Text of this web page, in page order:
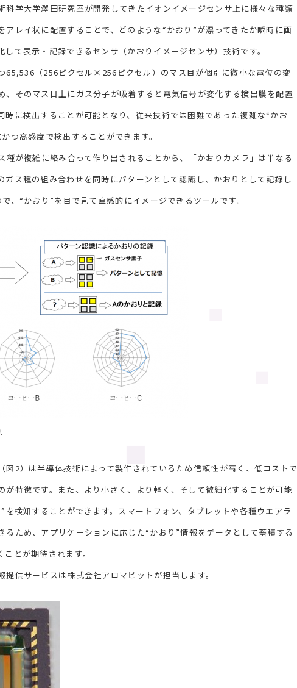
学大学澤田研究室が開発してきたイオンイメージセンサ上に様々な種類
アレイ状に配置することで、どのような“かおり”が漂ってきたか瞬時に画
て表示・記録できるセンサ（かおりイメージセンサ）技術です。
65,536（256ピクセル×256ピクセル）のマス目が個別に微小な電位の変
、そのマス目上にガス分子が吸着すると電気信号が変化する検出膜を配置
時に検出することが可能となり、従来技術では困難であった複雑な“かお
つ高感度で検出することができます。
が複雑に絡み合って作り出されることから、「かおりカメラ」は単なる
ガス種の組み合わせを同時にパターンとして認識し、かおりとして記録し
、“かおり”を目で見て直感的にイメージできるツールです。
2）は半導体技術によって製作されているため信頼性が高く、低コストで
が特徴です。また、より小さく、より軽く、そして微細化することが可能
を検知することができます。スマートフォン、タブレットや各種ウエアラ
るため、アプリケーションに応じた“かおり”情報をデータとして蓄積する
とが期待されます。
供サービスは株式会社アロマビットが担当します。